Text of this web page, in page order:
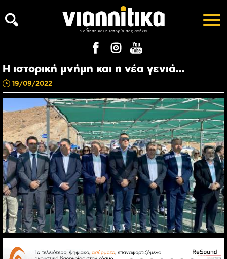
Η ιστορική μνήμη και η νέα γενιά...
19/09/2022